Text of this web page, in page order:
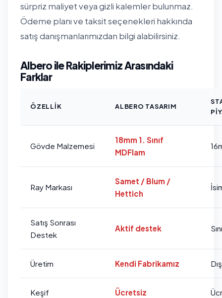
sürpriz maliyet veya gizli kalemler bulunmaz.
Ödeme planı ve taksit seçenekleri hakkında
satış danışmanlarımızdan bilgi alabilirsiniz.
Albero ile Rakiplerimiz Arasındaki
Farklar
ÖZELLIK ALBERO TASARIM
Gövde Malzemesi
18mm 1. Sınıf
MDFlam
Ray Markası
Samet / Blum /
Hettich
Satış Sonrası
Destek
Aktif destek
Üretim Kendi Fabrikamız
Keşif Ücretsiz